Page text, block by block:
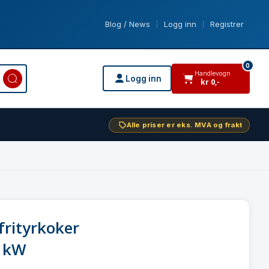
Blog / News Logg inn Registrer
Logg inn
0
varer i handlevogn
Handlevogn
kr0,-
Alle priser er eks. MVA og frakt